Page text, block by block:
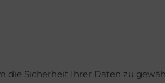
Sicherheit Ihrer Daten zu